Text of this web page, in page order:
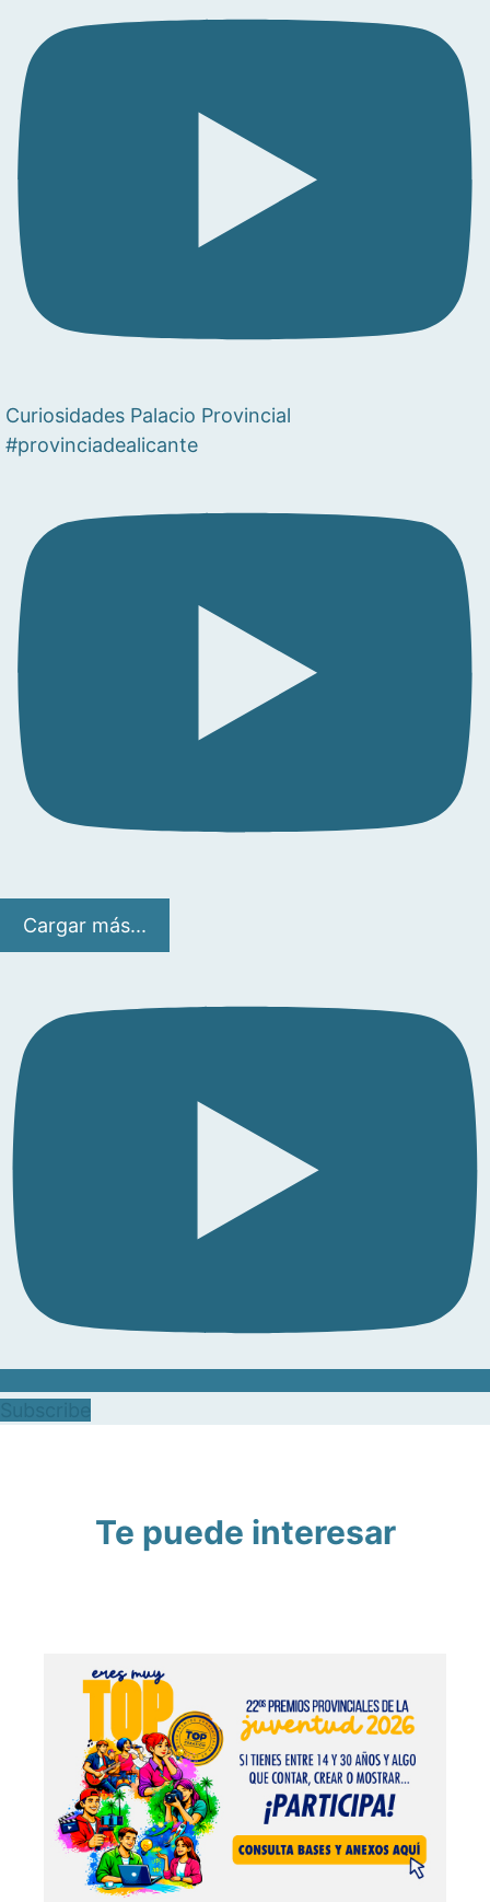
Curiosidades Palacio Provincial
#provinciadealicante
Cargar más...
Te puede interesar